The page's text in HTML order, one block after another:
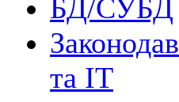
БД/СУБД
та ІТ